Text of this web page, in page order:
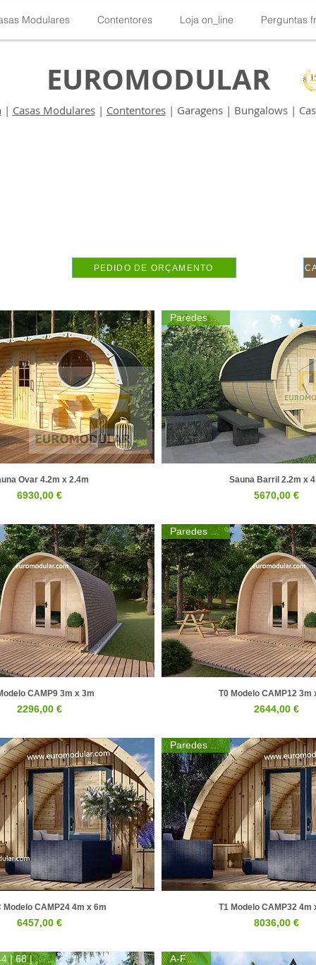
Modulares Contentores Loja on_line Perguntas
EUROMODULAR
| Casas Modulares| Contentores| Garagens | Bungalows |
PEDIDO DE ORÇAMENTO
rápida
Ovar 4.2m x 2.4m
Preço
6930,00 €
Visualização
Paredes 44mm
Sauna Barril 2.2m x
Preço
5670,00 €
rápida
CAMP9 3m x 3m
Preço
2296,00 €
Visualização
Paredes 30mm
T0 Modelo CAMP12 3m
Preço
2644,00 €
rápida
Modelo CAMP24 4m x 6m
Preço
6457,00 €
Visualização
Paredes 44mm
T1 Modelo CAMP32 4m
Preço
8036,00 €
Parede (mm) 44 | 68 | 44+50+44 A-FRAME